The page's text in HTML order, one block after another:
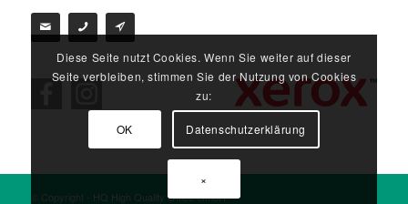
© Copyright - HQ High Quality Office GmbH
Diese Seite nutzt Cookies. Wenn Sie weiter auf dieser
Seite verbleiben, stimmen Sie der Nutzung von Cookies
zu:
OK Datenschutzerklärung
×